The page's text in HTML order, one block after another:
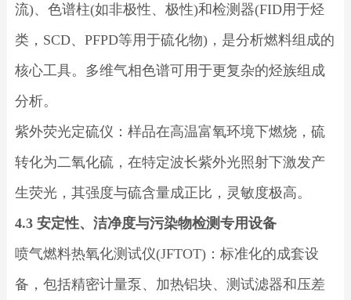
流)、色谱柱(如非极性、极性)和检测器(FID用于烃
类，SCD、PFPD等用于硫化物)，是分析燃料组成的
核心工具。多维气相色谱可用于更复杂的烃族组成
分析。
紫外荧光定硫仪：样品在高温富氧环境下燃烧，硫
转化为二氧化硫，在特定波长紫外光照射下激发产
生荧光，其强度与硫含量成正比，灵敏度极高。
4.3 安定性、洁净度与污染物检测专用设备
喷气燃料热氧化测试仪(JFTOT)：标准化的成套设
备，包括精密计量泵、加热铝块、测试滤器和压差